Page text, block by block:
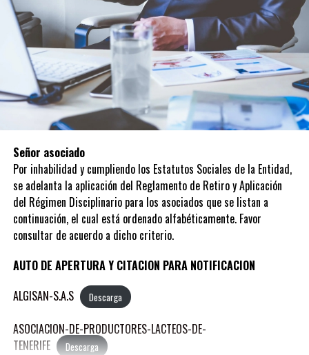
Señor asociado
Por inhabilidad y cumpliendo los Estatutos Sociales de la Entidad,
se adelanta la aplicación del Reglamento de Retiro y Aplicación
del Régimen Disciplinario para los asociados que se listan a
continuación, el cual está ordenado alfabéticamente. Favor
consultar de acuerdo a dicho criterio.
AUTO DE APERTURA Y CITACION PARA NOTIFICACION
ALGISAN-S.A.S
Descarga
ASOCIACION-DE-PRODUCTORES-LACTEOS-DE-
TENERIFE
Descarga